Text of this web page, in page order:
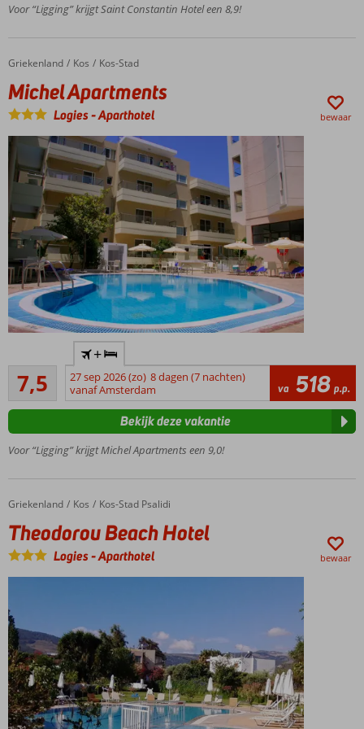
& bars
Hotelkamers &
wifi
Voor “Ligging” krijgt Saint Constantin Hotel een 8,9!
Home
Griekenland Kos Kos-Stad
Michel Apartments
Michel Apartments
Logies-Aparthotel bewaar
strand
Verkoelend
zwembad
Zó
in
Stad
Comfortabele
Inclusief
ontbijt
7,5
Goed
28
beoordelingen
+
27 sep 2026 (zo) 8 dagen (7 nachten)
vanaf Amsterdam
va 518 p.p.
Voor “Ligging” krijgt Michel Apartments een 9,0!
Bekijk deze vakantie
Home
Griekenland Kos Kos-Stad Psalidi
Theodorou Beach Hotel
Theodorou Beach Hotel
Logies-Aparthotel bewaar